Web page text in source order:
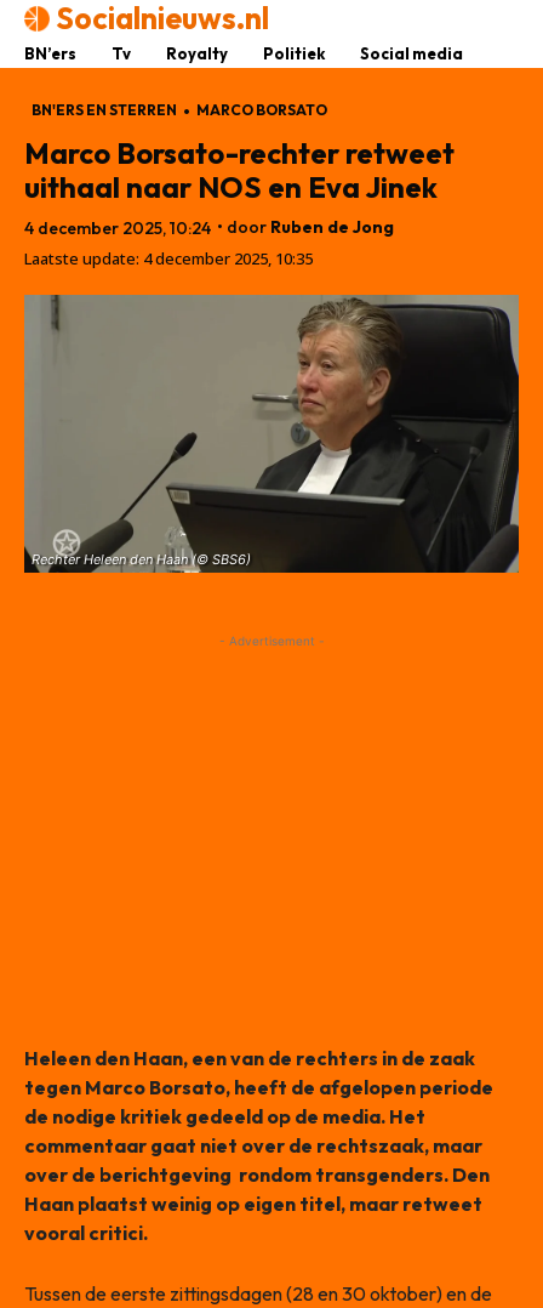
Socialnieuws.nl
BN’ers Tv Royalty Politiek Social media
BN'ERS EN STERREN MARCO BORSATO
Marco Borsato-rechter retweet
uithaal naar NOS en Eva Jinek
4 december 2025, 10:24 • door Ruben de Jong
Laatste update: 4 december 2025, 10:35
Rechter Heleen den Haan (© SBS6)
- Advertisement -
Heleen den Haan, een van de rechters in de zaak
tegen Marco Borsato, heeft de afgelopen periode
de nodige kritiek gedeeld op de media. Het
commentaar gaat niet over de rechtszaak, maar
over de berichtgeving rondom transgenders. Den
Haan plaatst weinig op eigen titel, maar retweet
vooral critici.
Tussen de eerste zittingsdagen (28 en 30 oktober) en de